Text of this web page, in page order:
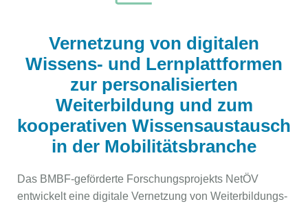
Vernetzung von digitalen
Wissens- und Lernplattformen
zur personalisierten
Weiterbildung und zum
kooperativen Wissensaustausch
in der Mobilitätsbranche
Das BMBF-geförderte Forschungsprojekts NetÖV
entwickelt eine digitale Vernetzung von Weiterbildungs-